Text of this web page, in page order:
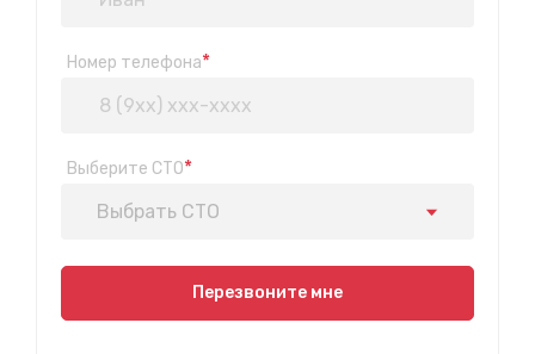
Номер телефона*
Выберите СТО*
Выбрать СТО
Показать на карте
Перезвоните мне